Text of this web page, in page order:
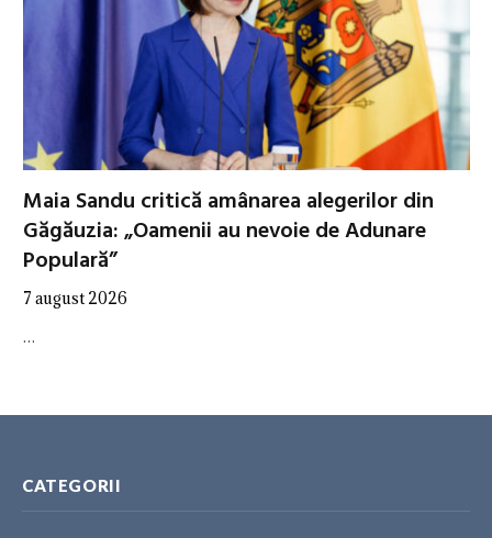
Maia Sandu critică amânarea alegerilor din
Găgăuzia: „Oamenii au nevoie de Adunare
Populară”
7 august 2026
…
CATEGORII